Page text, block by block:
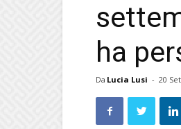
ha
Da Lucia Lusi - 20